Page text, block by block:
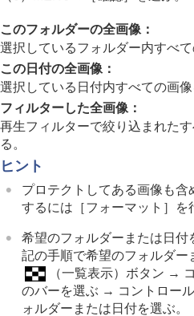
資料
故障かな？と思ったら
このフォルダーの全画像 ：
選択しているフォルダー内すべ
この日付の全画像 ：
選択している日付内すべての画像
フィルターした全画像 ：
再生フィルターで絞り込まれた
る。
ヒント
プロテクトしてある画像も
するには ［フォーマット］ を
希望のフォルダーまたは日
記の手順で希望のフォルダー
（一覧表示）ボタン →
のバーを選ぶ → コントロー
ォルダーまたは日付を選ぶ。